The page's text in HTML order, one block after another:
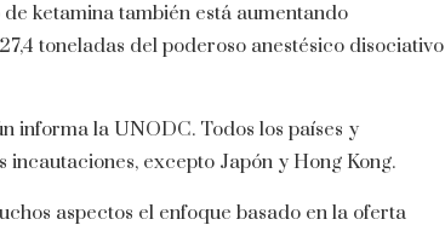
ketamina también está aumentando
toneladas del poderoso anestésico disociativo
informa la UNODC. Todos los países y
excepto Japón y Hong Kong.
aspectos el enfoque basado en la oferta